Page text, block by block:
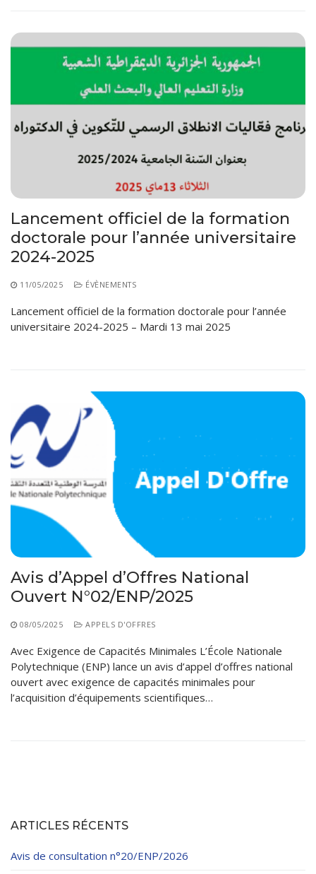
Lancement officiel de la formation
doctorale pour l’année universitaire
2024-2025
11/05/2025 ÉVÈNEMENTS
Lancement officiel de la formation doctorale pour l’année
universitaire 2024-2025 – Mardi 13 mai 2025
Avis d’Appel d’Offres National
Ouvert N°02/ENP/2025
08/05/2025 APPELS D'OFFRES
Avec Exigence de Capacités Minimales L’École Nationale
Polytechnique (ENP) lance un avis d’appel d’offres national
ouvert avec exigence de capacités minimales pour
l’acquisition d’équipements scientifiques…
ARTICLES RÉCENTS
Avis de consultation n°20/ENP/2026